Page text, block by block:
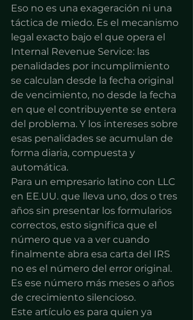
Eso no es una exageración ni una
táctica de miedo. Es el mecanismo
legal exacto bajo el que opera el
Internal Revenue Service: las
penalidades por incumplimiento
se calculan desde la fecha original
de vencimiento, no desde la fecha
en que el contribuyente se entera
del problema. Y los intereses sobre
esas penalidades se acumulan de
forma diaria, compuesta y
automática.
Para un empresario latino con LLC
en EE.UU. que lleva uno, dos o tres
años sin presentar los formularios
correctos, esto significa que el
número que va a ver cuando
finalmente abra esa carta del IRS
no es el número del error original.
Es ese número más meses o años
de crecimiento silencioso.
Este artículo es para quien ya